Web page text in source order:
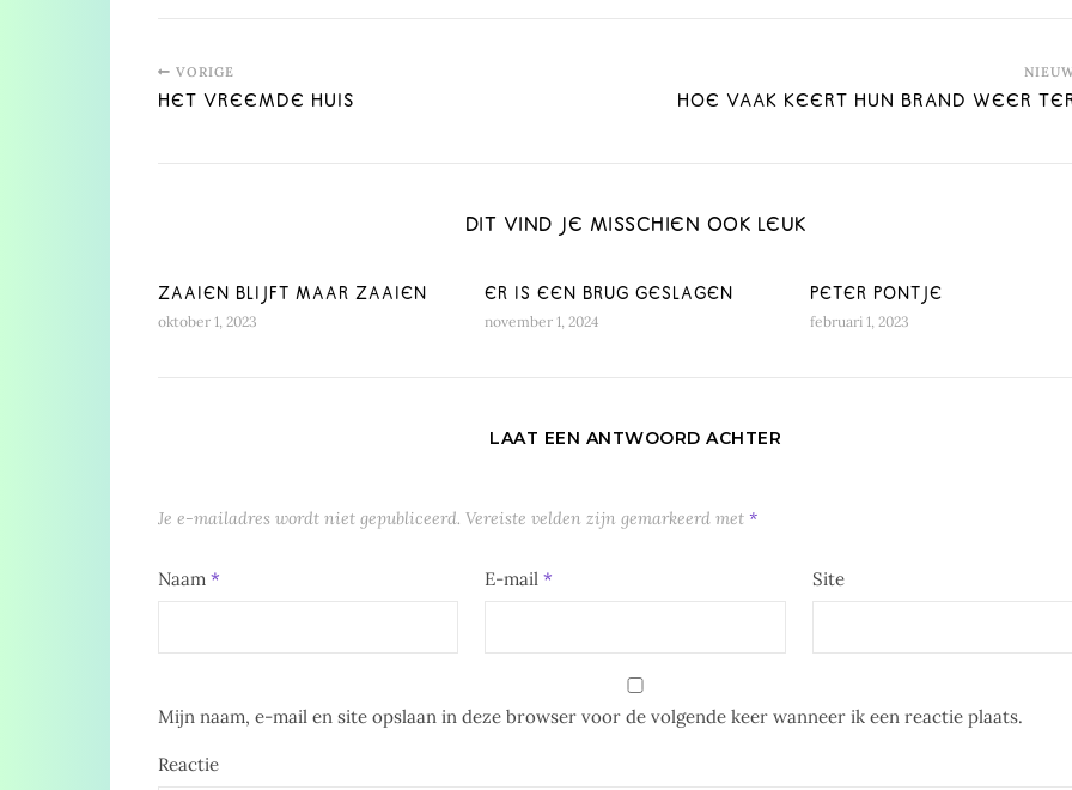
VORIGE
HET VREEMDE HUIS HOE VAAK KEERT HUN BRAND WEER
DIT VIND JE MISSCHIEN OOK LEUK
ZAAIEN BLIJFT MAAR ZAAIEN
oktober 1, 2023
ER IS EEN BRUG GESLAGEN
november 1, 2024
PETER PONTJE
februari 1, 2023
LAAT EEN ANTWOORD ACHTER
Je e-mailadres wordt niet gepubliceerd. Vereiste velden zijn gemarkeerd met *
Naam * E-mail* Site
Mijn naam, e-mail en site opslaan in deze browser voor de volgende keer wanneer ik een reactie plaats.
Reactie